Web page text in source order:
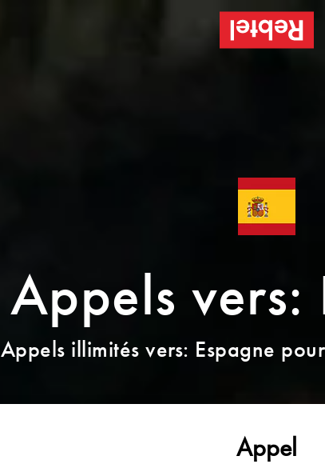
Appels vers:
Appels illimités vers: Espagne
Appel